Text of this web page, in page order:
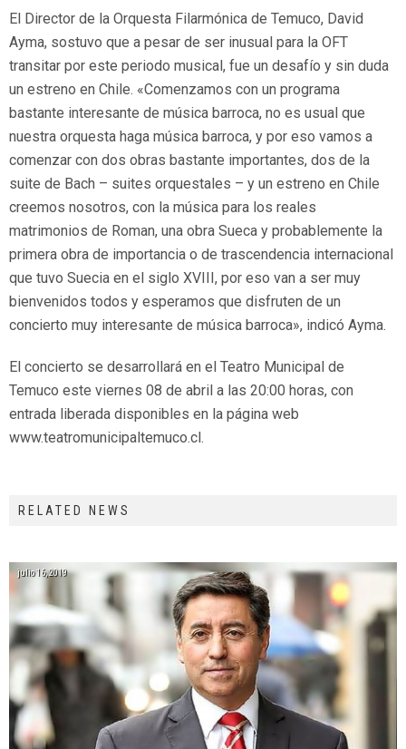
El Director de la Orquesta Filarmónica de Temuco, David
Ayma, sostuvo que a pesar de ser inusual para la OFT
transitar por este periodo musical, fue un desafío y sin duda
un estreno en Chile. «Comenzamos con un programa
bastante interesante de música barroca, no es usual que
nuestra orquesta haga música barroca, y por eso vamos a
comenzar con dos obras bastante importantes, dos de la
suite de Bach – suites orquestales – y un estreno en Chile
creemos nosotros, con la música para los reales
matrimonios de Roman, una obra Sueca y probablemente la
primera obra de importancia o de trascendencia internacional
que tuvo Suecia en el siglo XVIII, por eso van a ser muy
bienvenidos todos y esperamos que disfruten de un
concierto muy interesante de música barroca», indicó Ayma.
El concierto se desarrollará en el Teatro Municipal de
Temuco este viernes 08 de abril a las 20:00 horas, con
entrada liberada disponibles en la página web
www.teatromunicipaltemuco.cl.
RELATED NEWS
julio 16, 2019